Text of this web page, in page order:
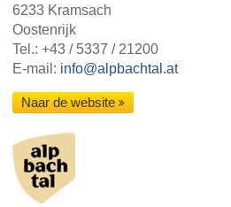
6233 Kramsach
Oostenrijk
Tel.: +43 / 5337 / 21200
E-mail: info@alpbachtal.at
Naar de website